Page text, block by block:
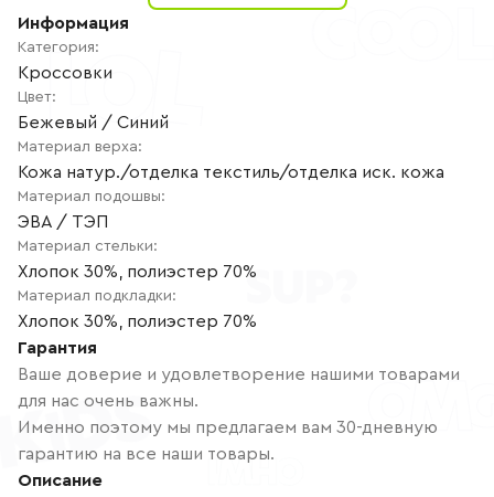
РЕГИСТРАЦИЯ
Информация
Категория:
Кроссовки
Цвет:
Бежевый / Синий
Материал верха:
Кожа натур./отделка текстиль/отделка иск. кожа
Материал подошвы:
ЭВА / ТЭП
Материал стельки:
Хлопок 30%, полиэстер 70%
Материал подкладки:
Хлопок 30%, полиэстер 70%
Гарантия
Ваше доверие и удовлетворение нашими товарами
для нас очень важны.
Именно поэтому мы предлагаем вам 30-дневную
гарантию на все наши товары.
Описание